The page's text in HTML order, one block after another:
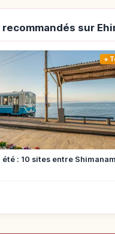
sur
été : 10 sites entre